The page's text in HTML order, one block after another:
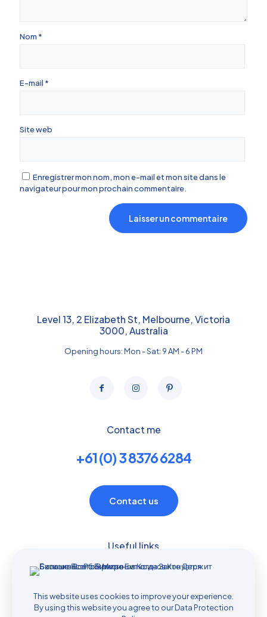
Nom *
E-mail *
Site web
Enregistrer mon nom, mon e-mail et mon site dans le
navigateur pour mon prochain commentaire.
Level 13, 2 Elizabeth St, Melbourne, Victoria
3000, Australia
Opening hours: Mon - Sat: 9 AM - 6 PM
Contact me
+61 (0) 3 8376 6284
Contact us
Useful links
Contact with us
Safety data sheets
This website uses cookies to improve your experience.
By using this website you agree to ourData Protection